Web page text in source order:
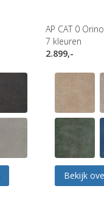
AP CAT 0
7 kleuren
2.899,-
Bekijk